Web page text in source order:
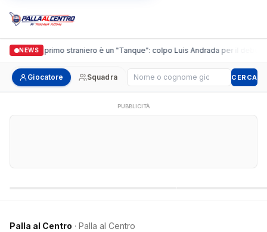
NEWS
il primo straniero è un "Tanque": colpo Luis Andrada per il debutto in
Giocatore Squadra Cerca giocatore CERCA
PUBBLICITÀ
Palla al Centro · Palla al Centro